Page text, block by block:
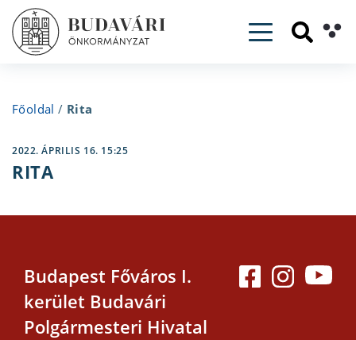
Toggle
Főoldal / Rita
2022. ÁPRILIS 16. 15:25
RITA
Budapest Főváros I.
kerület Budavári
Polgármesteri Hivatal